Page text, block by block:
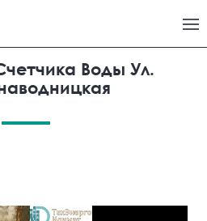
Воды Ул.